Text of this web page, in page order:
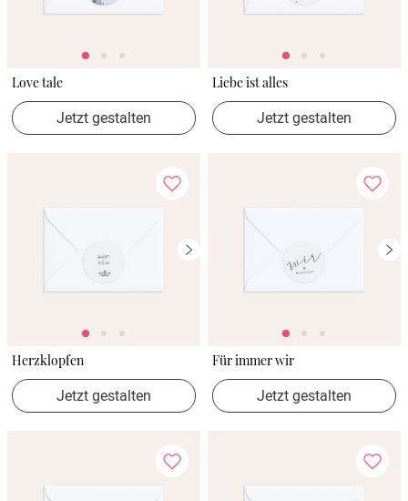
Love tale
Jetzt gestalten
Liebe ist alles
Jetzt gestalten
Herzklopfen
Jetzt gestalten
Für immer wir
Jetzt gestalten